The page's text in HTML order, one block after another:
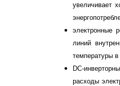
увеличивает
электронные
линий
температуры
DC-
расходы